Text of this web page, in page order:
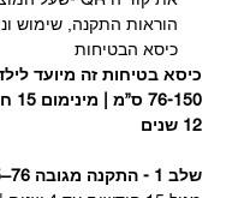
הוראות התקנה, שימוש
כיסא הבטיחות
כיסא בטיחות זה מיועד
76-
12 שנים
שלב 1 - התקנה מגובה 76–105 ס"מ